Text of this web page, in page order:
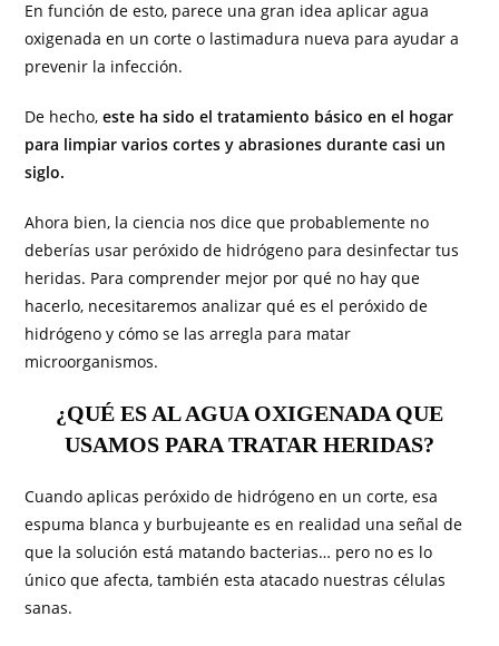
En función de esto, parece una gran idea aplicar agua
oxigenada en un corte o lastimadura nueva para ayudar a
prevenir la infección.
De hecho,este ha sido el tratamiento básico en el hogar
para limpiar varios cortes y abrasiones durante casi un
siglo.
Ahora bien, la ciencia nos dice que probablemente no
deberías usar peróxido de hidrógeno para desinfectar tus
heridas. Para comprender mejor por qué no hay que
hacerlo, necesitaremos analizar qué es el peróxido de
hidrógeno y cómo se las arregla para matar
microorganismos.
¿QUÉ ES AL AGUA OXIGENADA QUE
USAMOS PARA TRATAR HERIDAS?
Cuando aplicas peróxido de hidrógeno en un corte, esa
espuma blanca y burbujeante es en realidad una señal de
que la solución está matando bacterias… pero no es lo
único que afecta, también esta atacado nuestras células
sanas.